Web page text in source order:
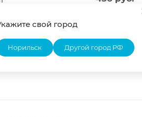
ARMA УР-6-6
свой город
Норильск Другой город РФ